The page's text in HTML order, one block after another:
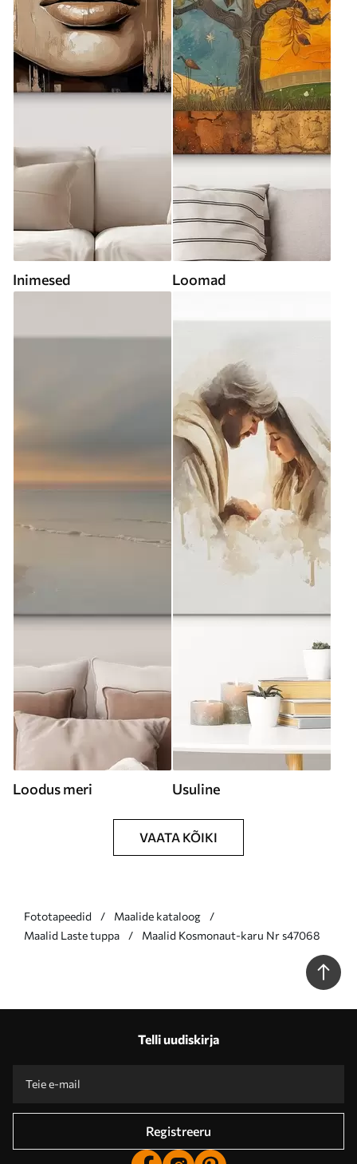
Inimesed Loomad
Loodus meri Usuline
VAATA KÕIKI
Fototapeedid
Maalide kataloog
Maalid Laste tuppa
Maalid Kosmonaut-karu Nr s47068
Telli uudiskirja
Registreeru